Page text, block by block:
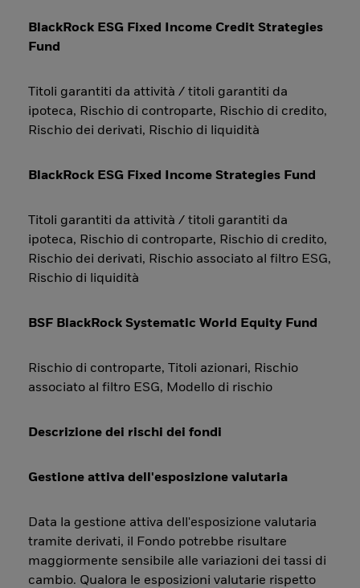
BlackRock ESG Fixed Income Credit Strategies
Fund
Titoli garantiti da attività / titoli garantiti da
ipoteca, Rischio di controparte, Rischio di credito,
Rischio dei derivati, Rischio di liquidità
BlackRock ESG Fixed Income Strategies Fund
Titoli garantiti da attività / titoli garantiti da
ipoteca, Rischio di controparte, Rischio di credito,
Rischio dei derivati, Rischio associato al filtro ESG,
Rischio di liquidità
BSF BlackRock Systematic World Equity Fund
Rischio di controparte, Titoli azionari, Rischio
associato al filtro ESG, Modello di rischio
Descrizione dei rischi dei fondi
Gestione attiva dell'esposizione valutaria
Data la gestione attiva dell'esposizione valutaria
tramite derivati, il Fondo potrebbe risultare
maggiormente sensibile alle variazioni dei tassi di
cambio. Qualora le esposizioni valutarie rispetto